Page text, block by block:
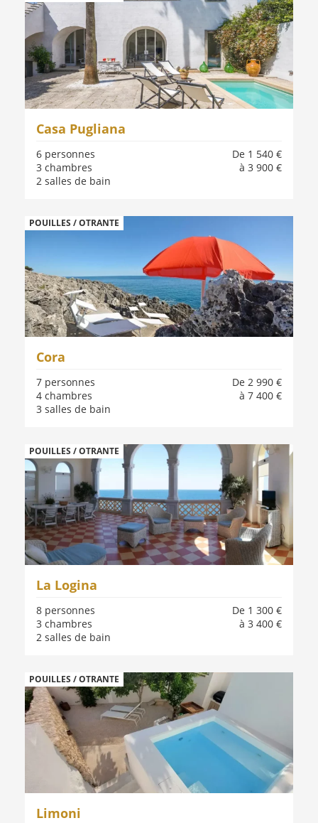
Casa Pugliana
De 1 540 €
à 3 900 €
6 personnes
3 chambres
2 salles de bain
POUILLES / OTRANTE
Cora
De 2 990 €
à 7 400 €
7 personnes
4 chambres
3 salles de bain
POUILLES / OTRANTE
La Logina
De 1 300 €
à 3 400 €
8 personnes
3 chambres
2 salles de bain
POUILLES / OTRANTE
Limoni